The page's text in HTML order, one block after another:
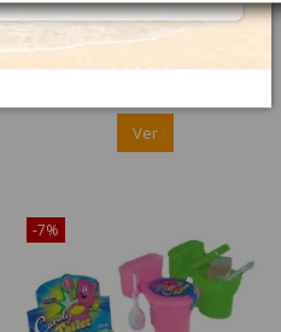
No hay estoc
Molinillo Caracol
30Uds Popkidz
67445
Ver
-7%